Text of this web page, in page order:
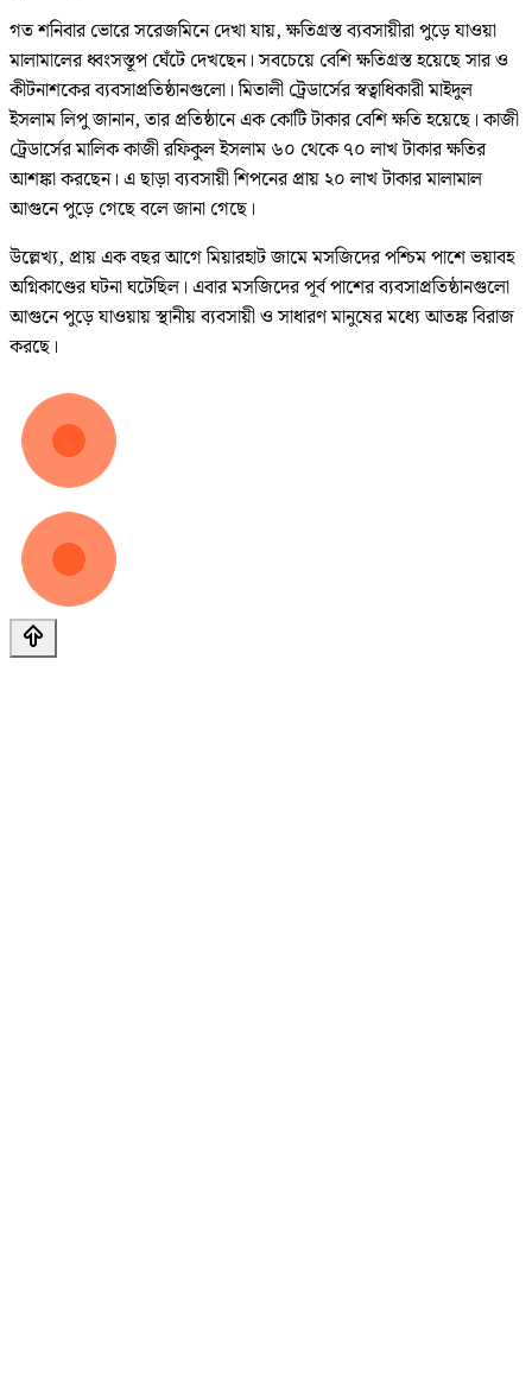
গত শনিবার ভোরে সরেজমিনে দেখা যায়, ক্ষতিগ্রস্ত ব্যবসায়ীরা পুড়ে যাওয়া
মালামালের ধ্বংসস্তূপ ঘেঁটে দেখছেন। সবচেয়ে বেশি ক্ষতিগ্রস্ত হয়েছে সার ও
কীটনাশকের ব্যবসাপ্রতিষ্ঠানগুলো। মিতালী ট্রেডার্সের স্বত্বাধিকারী মাইদুল
ইসলাম লিপু জানান, তার প্রতিষ্ঠানে এক কোটি টাকার বেশি ক্ষতি হয়েছে। কাজী
ট্রেডার্সের মালিক কাজী রফিকুল ইসলাম ৬০ থেকে ৭০ লাখ টাকার ক্ষতির
আশঙ্কা করছেন। এ ছাড়া ব্যবসায়ী শিপনের প্রায় ২০ লাখ টাকার মালামাল
আগুনে পুড়ে গেছে বলে জানা গেছে।
উল্লেখ্য, প্রায় এক বছর আগে মিয়ারহাট জামে মসজিদের পশ্চিম পাশে ভয়াবহ
অগ্নিকাণ্ডের ঘটনা ঘটেছিল। এবার মসজিদের পূর্ব পাশের ব্যবসাপ্রতিষ্ঠানগুলো
আগুনে পুড়ে যাওয়ায় স্থানীয় ব্যবসায়ী ও সাধারণ মানুষের মধ্যে আতঙ্ক বিরাজ
করছে।